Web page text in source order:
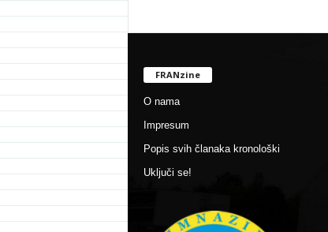
FRANzine
O nama
Impresum
Popis svih članaka kronološki
Uključi se!